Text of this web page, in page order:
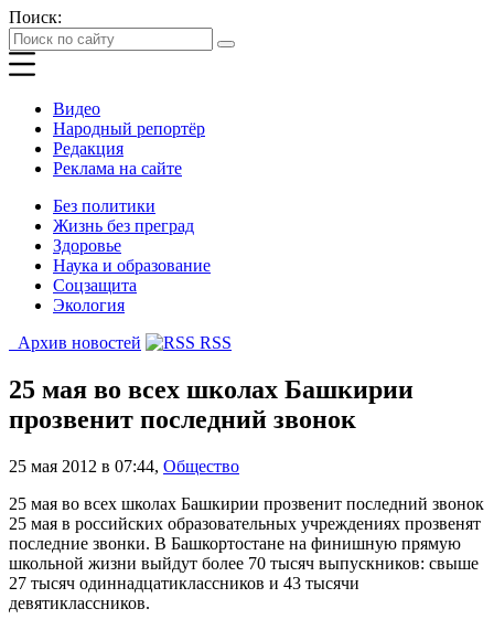
Поиск:
Видео
Народный репортёр
Редакция
Реклама на сайте
Без политики
Жизнь без преград
Здоровье
Наука и образование
Соцзащита
Экология
Архив новостей
RSS
25 мая во всех школах Башкирии
прозвенит последний звонок
25 мая 2012 в 07:44, Общество
25 мая во всех школах Башкирии прозвенит последний звонок
25 мая в российских образовательных учреждениях прозвенят
последние звонки. В Башкортостане на финишную прямую
школьной жизни выйдут более 70 тысяч выпускников: свыше
27 тысяч одиннадцатиклассников и 43 тысячи
девятиклассников.